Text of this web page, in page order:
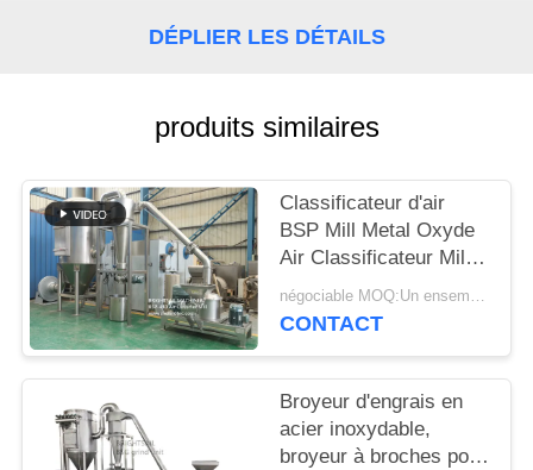
PLAN
DU
SITE
PRIVACY
POLICY
DÉPLIER LES DÉTAILS
produits similaires
Classificateur d'air
BSP Mill Metal Oxyde
Air Classificateur Mill
Mill Metal Oxyde ACM
GGRINder de
négociable MOQ:Un ensemble
CONTACT
Broyeur d'engrais en
acier inoxydable,
broyeur à broches pour